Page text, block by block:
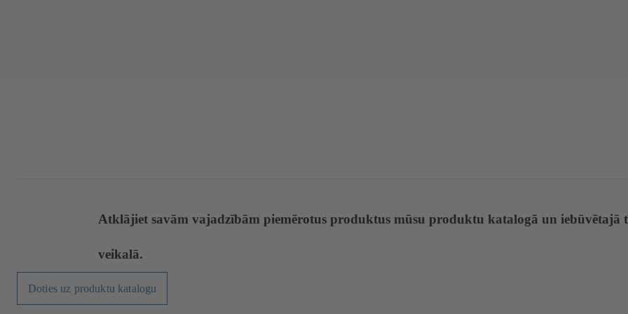
Atklājiet savām vajadzībām piemērotus produktus mūsu produktu katalogā un iebūvētajā
veikalā.
Doties uz produktu katalogu